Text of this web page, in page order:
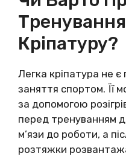
Кріпатуру?
Легка кріпатура не
заняття спортом. Її
за допомогою
перед тренуванням
м’язи до роботи, а
розтяжки